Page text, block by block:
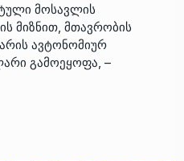
მოსავლის
მიზნით, მთავრობის
ავტონომიურ
გამოეყოფა, –